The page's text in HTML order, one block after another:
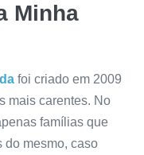
Minha
foi criado em 2009
mais carentes. No
famílias que
do mesmo, caso